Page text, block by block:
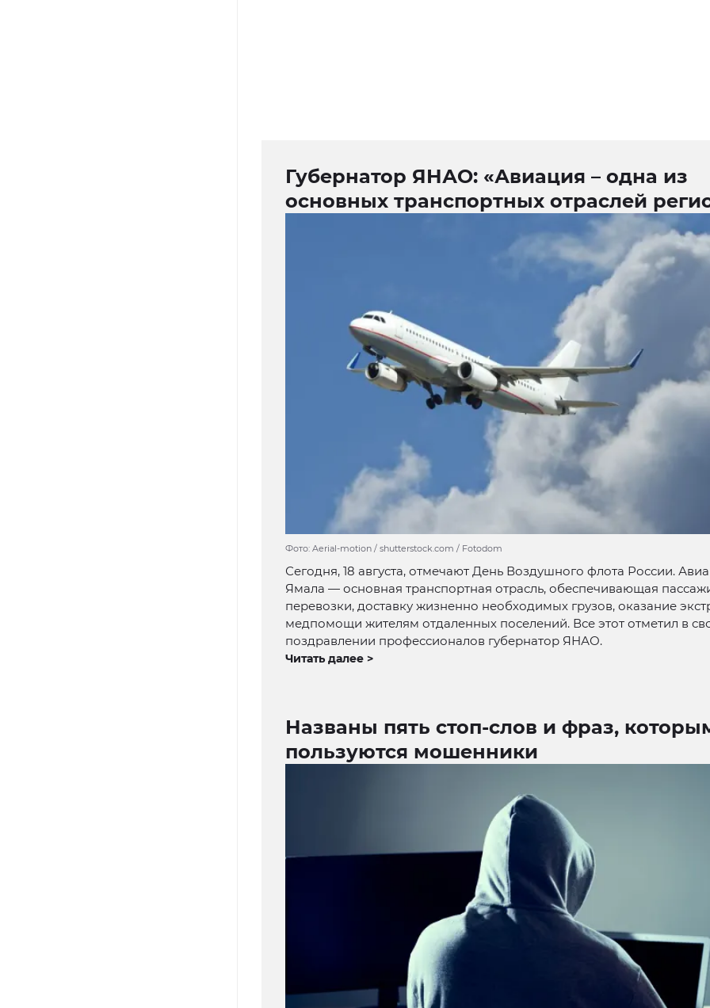
Губернатор ЯНАО: «Авиация – одна из
основных транспортных отраслей
Фото: Aerial-motion / shutterstock.com / Fotodom
Сегодня, 18 августа, отмечают День Воздушного флота России.
Ямала — основная транспортная отрасль, обеспечивающая
перевозки, доставку жизненно необходимых грузов, оказание
медпомощи жителям отдаленных поселений. Все этот отметил в
поздравлении профессионалов губернатор ЯНАО.
Читать далее >
Названы пять стоп-слов и фраз,
пользуются мошенники